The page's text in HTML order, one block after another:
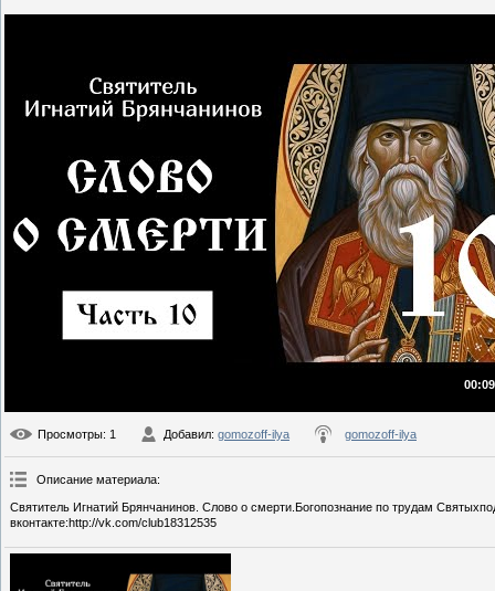
Просмотры: 1 Добавил: gomozoff-ilya gomozoff-ilya
Описание материала:
Святитель Игнатий Брянчанинов. Слово о смерти.Богопознание по трудам
вконтакте:http://vk.com/club18312535